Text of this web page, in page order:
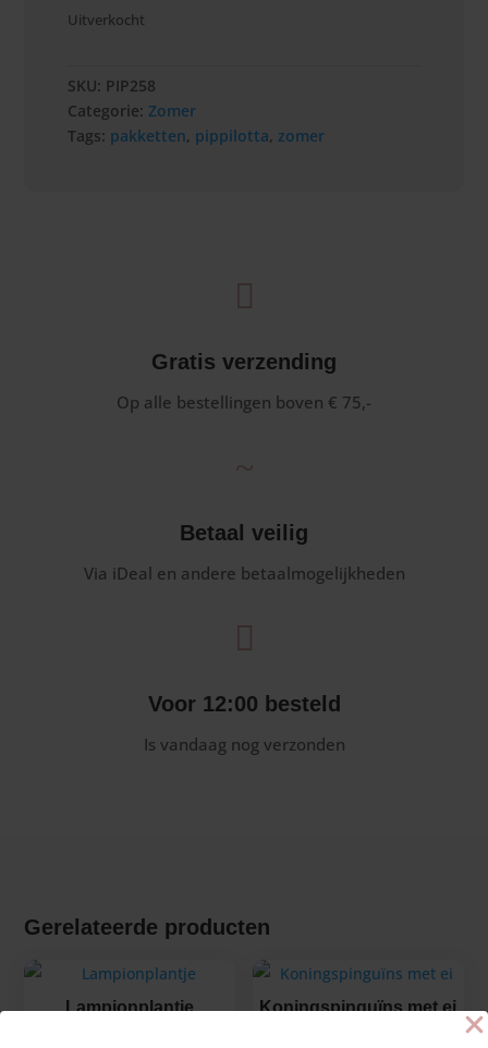
Uitverkocht
SKU: PIP258
Categorie:Zomer
Tags: pakketten, pippilotta,zomer
Gratis verzending
Op alle bestellingen boven € 75,-
Betaal veilig
Via iDeal en andere betaalmogelijkheden
Voor 12:00 besteld
Is vandaag nog verzonden
Gerelateerde producten
Lampionplantje Koningspinguïns met ei